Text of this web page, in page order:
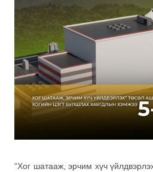
“Хог шатааж, эрчим хүч